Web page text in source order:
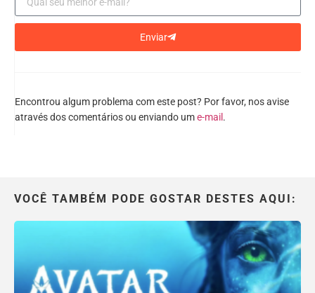
Enviar
Encontrou algum problema com este post? Por favor, nos avise
através dos comentários ou enviando ume-mail .
VOCÊ TAMBÉM PODE GOSTAR DESTES AQUI: